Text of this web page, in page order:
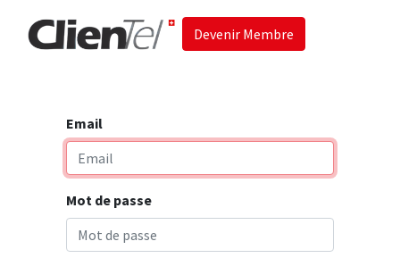
Devenir Membre
Email
Mot de passe